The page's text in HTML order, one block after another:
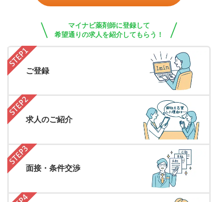
マイナビ薬剤師に登録して
希望通りの求人を紹介してもらう！
ご登録
求人のご紹介
面接・条件交渉